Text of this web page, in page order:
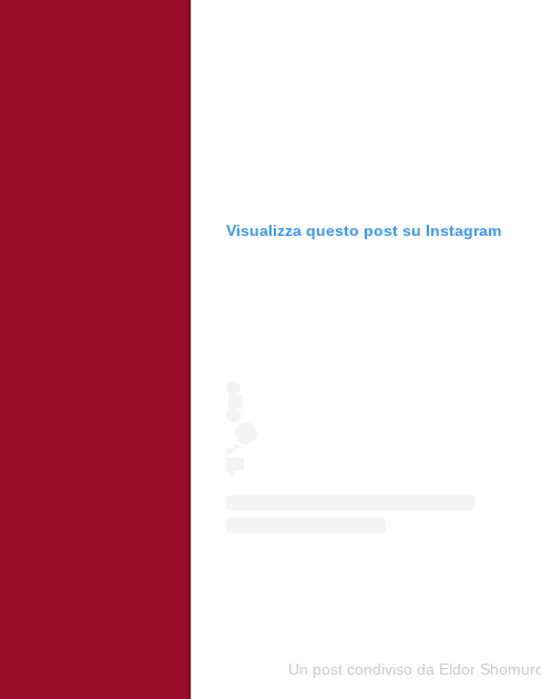
Visualizza questo post su Instagram
Un post condiviso da Eldor